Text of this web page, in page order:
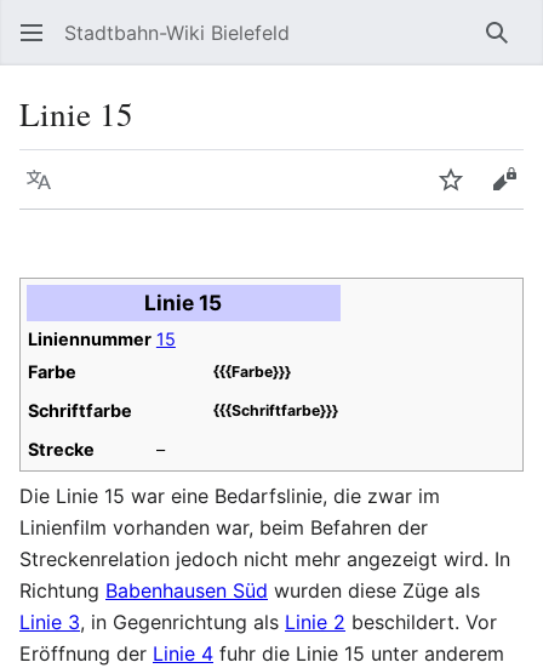
Stadtbahn-Wiki Bielefeld
Linie 15
Sprache
Linie 15
Liniennummer 15
Farbe
{{{Farbe}}}
Schriftfarbe {{{Schriftfarbe}}}
Strecke –
Die Linie 15 war eine Bedarfslinie, die zwar im
Linienfilm vorhanden war, beim Befahren der
Streckenrelation jedoch nicht mehr angezeigt wird. In
Richtung Babenhausen Süd wurden diese Züge als
Linie 3, in Gegenrichtung als Linie 2 beschildert. Vor
Eröffnung der Linie 4 fuhr die Linie 15 unter anderem